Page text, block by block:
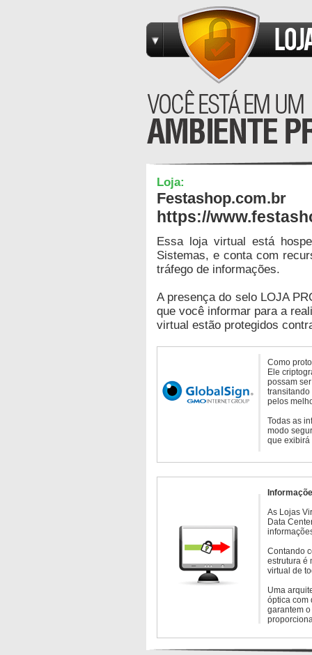
Loja:
Festashop.com.br
https://
Essa loja virtual está
Sistemas, e conta com
tráfego de informações.
A presença do selo LOJA
que você informar para a
virtual estão protegidos
Como
Ele
possam
transitando
pelos
Todas as
modo
que exibirá
As Lojas
Data
Contando
estrutura é
virtual de
Uma
óptica com
garantem